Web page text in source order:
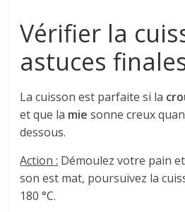
Vérifier la
astuces
La cuisson est parfaite si la
et que la mie sonne creux
dessous.
Action : Démoulez votre pain
son est mat, poursuivez la
180 °C.